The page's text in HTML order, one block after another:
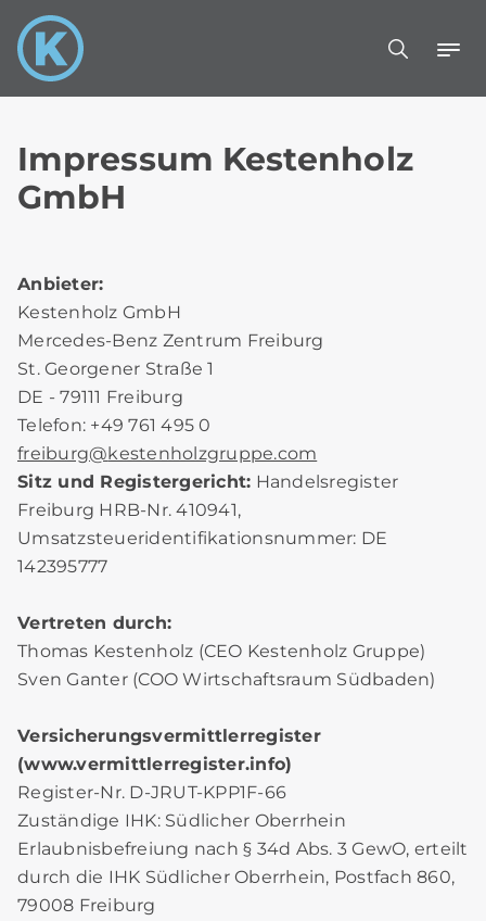
Impressum Kestenholz
GmbH
Anbieter:
Kestenholz GmbH
Mercedes-Benz Zentrum Freiburg
St. Georgener Straße 1
DE - 79111 Freiburg
Telefon: +49 761 495 0
freiburg@kestenholzgruppe.com
Sitz und Registergericht: Handelsregister
Freiburg HRB-Nr. 410941,
Umsatzsteueridentifikationsnummer: DE
142395777
Vertreten durch:
Thomas Kestenholz (CEO Kestenholz Gruppe)
Sven Ganter (COO Wirtschaftsraum Südbaden)
Versicherungsvermittlerregister
(www.vermittlerregister.info)
Register-Nr. D-JRUT-KPP1F-66
Zuständige IHK: Südlicher Oberrhein
Erlaubnisbefreiung nach § 34d Abs. 3 GewO, erteilt
durch die IHK Südlicher Oberrhein, Postfach 860,
79008 Freiburg